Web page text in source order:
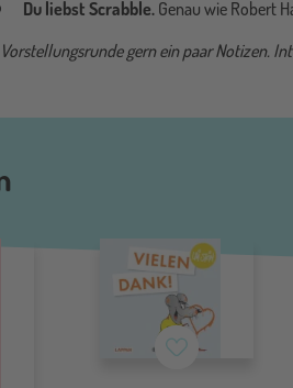
Du liebst Scrabble.Genau wie Robert
gern ein paar Notizen.
Merkzettel